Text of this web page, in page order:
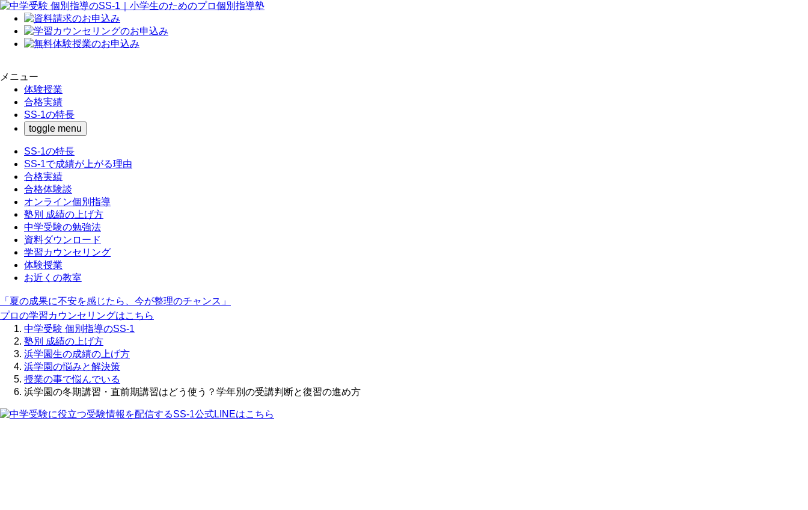
メニュー
体験授業
合格実績
SS-1の特長
toggle menu
SS-1の特長
SS-1で成績が上がる理由
合格実績
合格体験談
オンライン個別指導
塾別 成績の上げ方
中学受験の勉強法
資料ダウンロード
学習カウンセリング
体験授業
お近くの教室
「夏の成果に不安を感じたら、今が整理のチャンス」
プロの学習カウンセリングはこちら
中学受験 個別指導のSS-1
塾別 成績の上げ方
浜学園生の成績の上げ方
浜学園の悩みと解決策
授業の事で悩んでいる
浜学園の冬期講習・直前期講習はどう使う？学年別の受講判断と復習の進め方